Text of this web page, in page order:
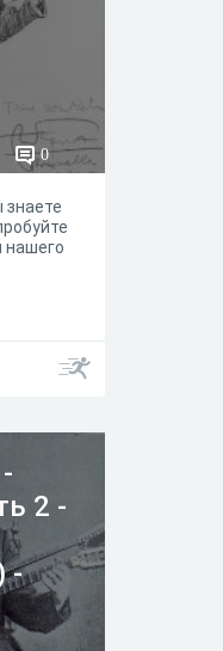
0
знаете
нашего
2 -
-